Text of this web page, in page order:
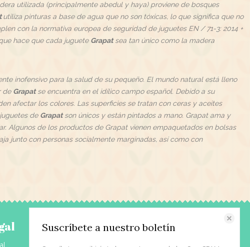
utilizada (principalmente abedul y haya) proviene de bosques
utiliza pinturas a base de agua que no son tóxicas, lo que significa que no
con la normativa europea de seguridad de juguetes EN / 71-3: 2014 +
hace que cada juguete Grapatsea tan único como la madera
inofensivo para la salud de su pequeño. El mundo natural está lleno
de Grapatse encuentra en el idílico campo español. Debido a su
afectar los colores. Las superficies se tratan con ceras y aceites
de Grapatson únicos y están pintados a mano. Grapat ama y
Algunos de los productos de Grapat vienen empaquetados en bolsas
junto con personas socialmente marginadas, así como con
Contacto
Acerca de nosotros
Suscríbete a nuestro boletín